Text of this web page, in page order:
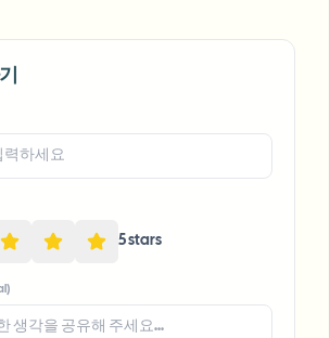
Voice Anon
5stars